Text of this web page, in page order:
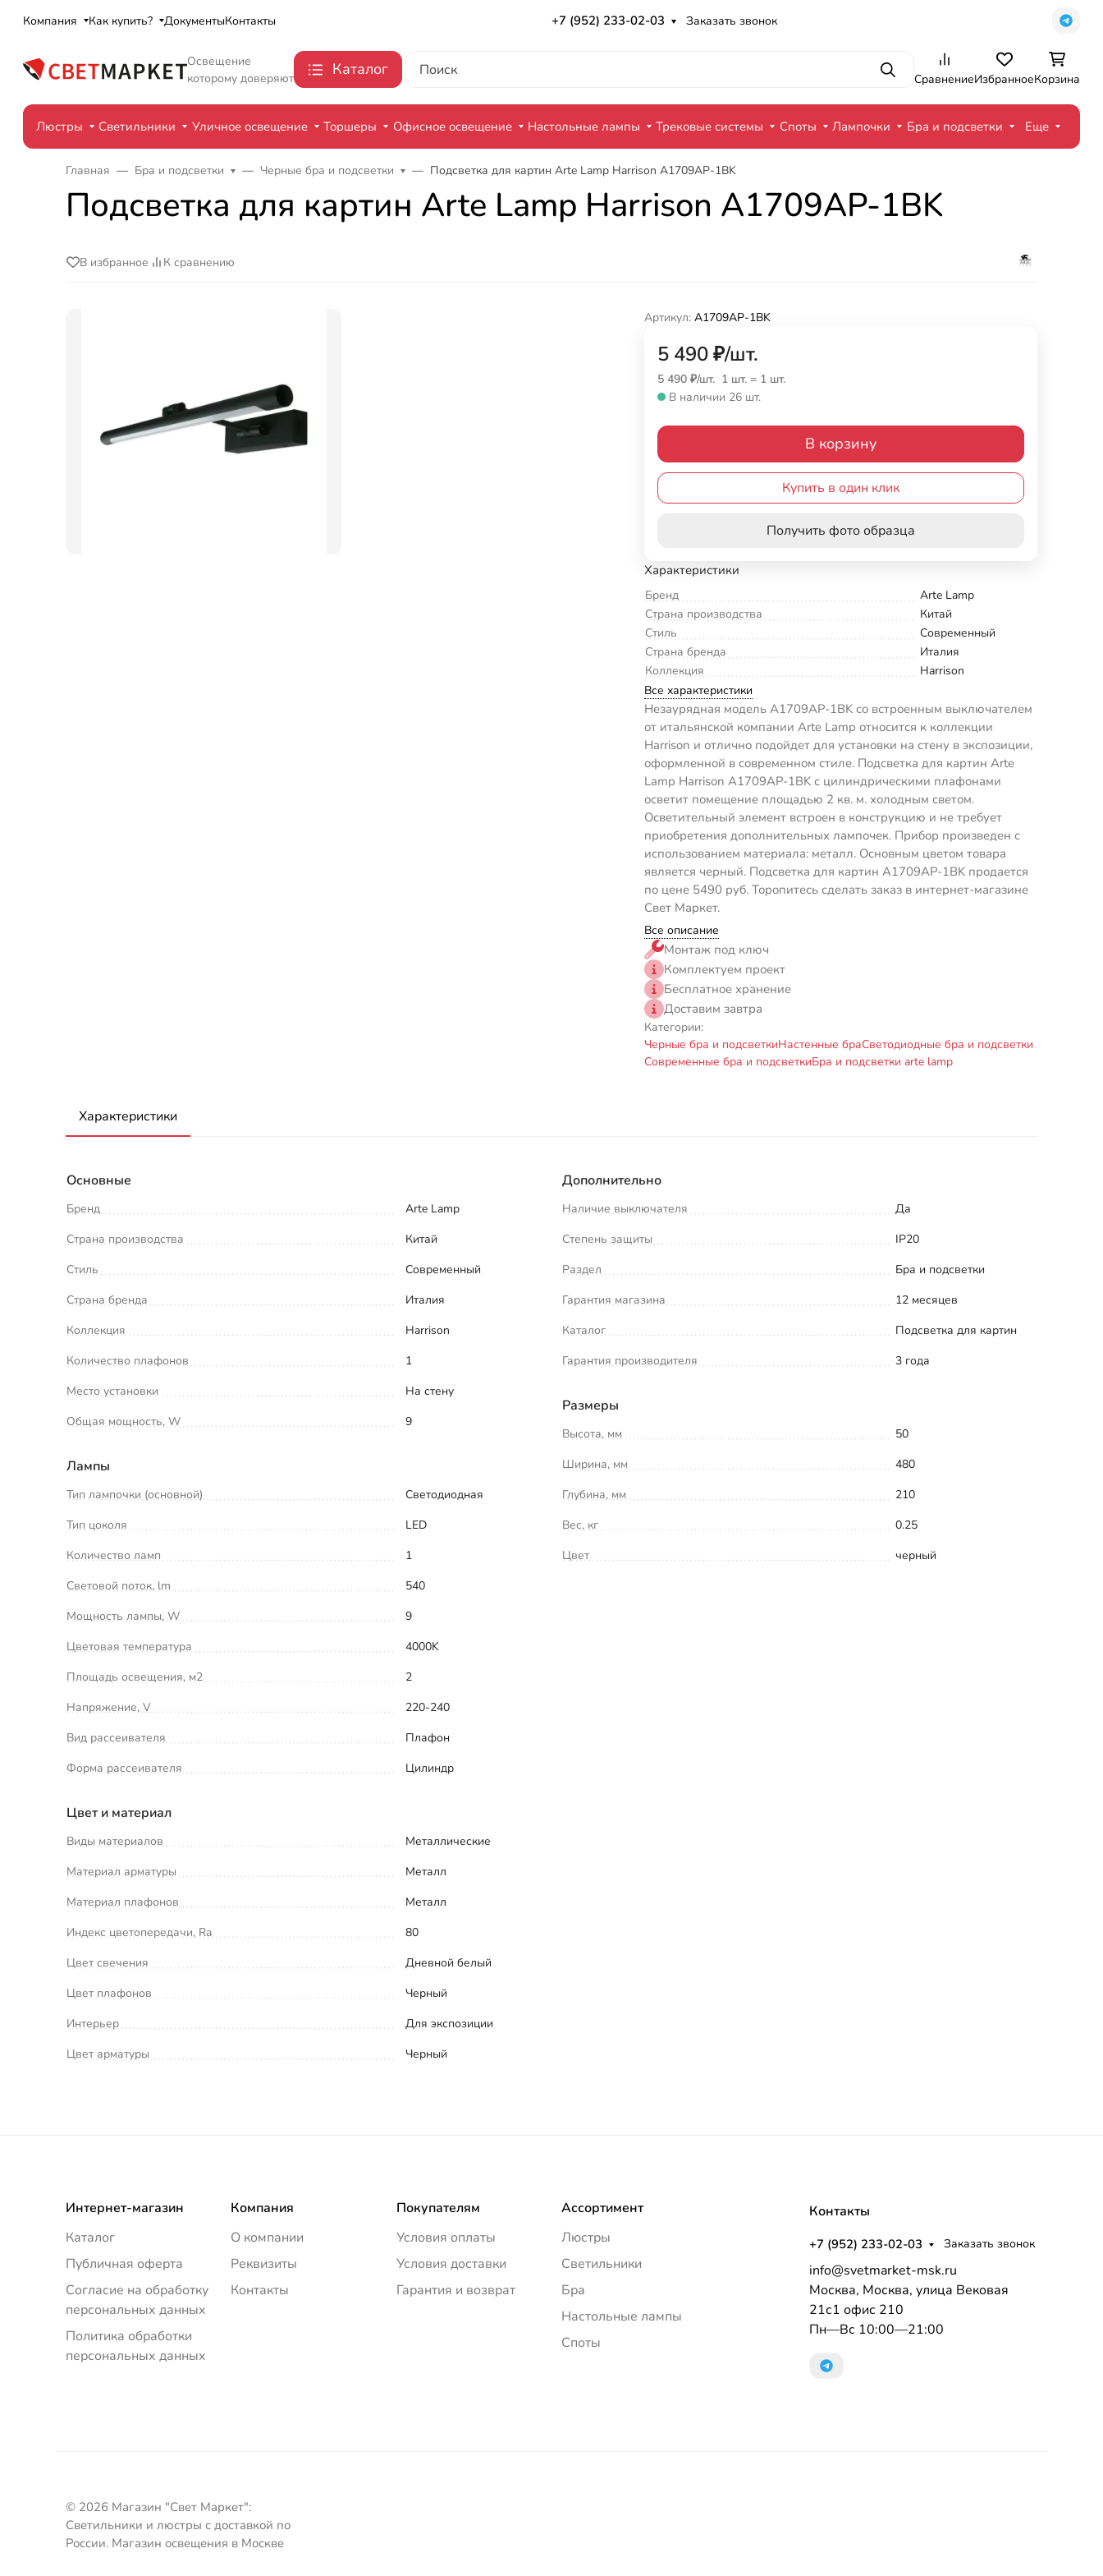
Компания Как купить? ДокументыКонтакты +7 (952) 233-02-03 Заказать звонок
Освещение
которому доверяют
Каталог ПоискСравнениеИзбранноеКорзина
Люстры Светильники Уличное освещение Торшеры Офисное освещение Настольные лампы Трековые системы Споты Лампочки Бра и подсветки Еще
Главная Бра и подсветки Черные бра и подсветки Подсветка для картин Arte Lamp Harrison A1709AP-1BK
Подсветка для картин Arte Lamp Harrison A1709AP-1BK
В избранное К сравнению
Артикул: A1709AP-1BK
5 490₽/шт.
5 490 ₽/шт. 1 шт.= 1 шт.
В наличии 26 шт.
В корзину
Купить в один клик
Получить фото образца
Характеристики
Бренд
Arte Lamp
Страна производства
Китай
Стиль
Современный
Страна бренда
Италия
Коллекция
Harrison
Все характеристики
Незаурядная модель A1709AP-1BK со встроенным выключателем
от итальянской компании Arte Lamp относится к коллекции
Harrison и отлично подойдет для установки на стену в экспозиции,
оформленной в современном стиле. Подсветка для картин Arte
Lamp Harrison A1709AP-1BK с цилиндрическими плафонами
осветит помещение площадью 2 кв. м. холодным светом.
Осветительный элемент встроен в конструкцию и не требует
приобретения дополнительных лампочек. Прибор произведен с
использованием материала: металл. Основным цветом товара
является черный. Подсветка для картин A1709AP-1BK продается
по цене 5490 руб. Торопитесь сделать заказ в интернет-магазине
Свет Маркет.
Все описание
Монтаж под ключ
Комплектуем проект
Бесплатное хранение
Доставим завтра
Категории:
Черные бра и подсветкиНастенные браСветодиодные бра и подсветки
Современные бра и подсветкиБра и подсветки arte lamp
Характеристики
Основные
Бренд
Arte Lamp
Страна производства
Китай
Стиль
Современный
Страна бренда
Италия
Коллекция
Harrison
Количество плафонов
1
Место установки
На стену
Общая мощность, W
9
Лампы
Тип лампочки (основной)
Светодиодная
Тип цоколя
LED
Количество ламп
1
Световой поток, lm
540
Мощность лампы, W
9
Цветовая температура
4000K
Площадь освещения, м2
2
Напряжение, V
220-240
Вид рассеивателя
Плафон
Форма рассеивателя
Цилиндр
Цвет и материал
Виды материалов
Металлические
Материал арматуры
Металл
Материал плафонов
Металл
Индекс цветопередачи, Ra
80
Цвет свечения
Дневной белый
Цвет плафонов
Черный
Интерьер
Для экспозиции
Цвет арматуры
Черный
Дополнительно
Наличие выключателя
Да
Степень защиты
IP20
Раздел
Бра и подсветки
Гарантия магазина
12 месяцев
Каталог
Подсветка для картин
Гарантия производителя
3 года
Размеры
Высота, мм
50
Ширина, мм
480
Глубина, мм
210
Вес, кг
0.25
Цвет
черный
Интернет-магазин
Каталог
Публичная оферта
Согласие на обработку
персональных данных
Политика обработки
персональных данных
Компания
О компании
Реквизиты
Контакты
Покупателям
Условия оплаты
Условия доставки
Гарантия и возврат
Ассортимент
Люстры
Светильники
Бра
Настольные лампы
Споты
Контакты
+7 (952) 233-02-03 Заказать звонок
info@svetmarket-msk.ru
Москва, Москва, улица Вековая
21с1 офис 210
Пн—Вс 10:00—21:00
© 2026 Магазин "Свет Маркет":
Светильники и люстры с доставкой по
России. Магазин освещения в Москве